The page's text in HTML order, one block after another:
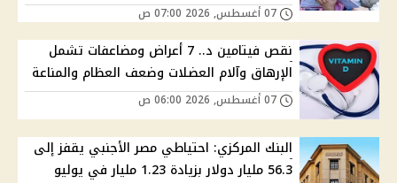
نقص فيتامين د.. 7 أعراض ومضاعفات تشمل
الإرهاق وآلام العضلات وضعف العظام والمناعة
البنك المركزي: احتياطي مصر الأجنبي يقفز إلى
56.3 مليار دولار بزيادة 1.23 مليار في يوليو